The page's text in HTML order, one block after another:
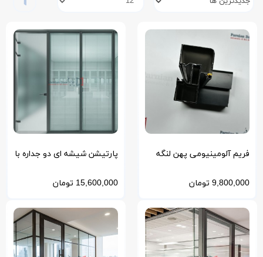
فریم آلومینیومی پهن لنگه
دری پارتشین شیشه ای
9,800,000 تومان
پارتیشن شیشه ای دو جداره با
پرده کرکره ای ولومی
15,600,000 تومان